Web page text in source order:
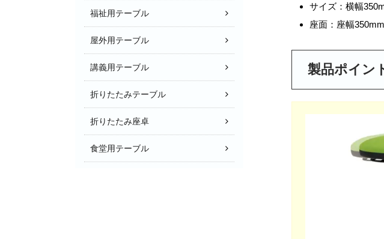
サイズ：横幅
座面：座幅
製品ポイン
福祉用テーブル
屋外用テーブル
講義用テーブル
折りたたみテーブル
折りたたみ座卓
食堂用テーブル